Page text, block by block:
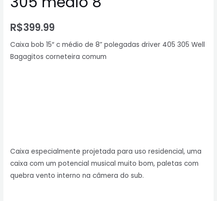
R$399.99
Caixa bob 15″ c médio de 8” polegadas driver 405 305 Well
Bagagitos corneteira comum
Caixa especialmente projetada para uso residencial, uma
caixa com um potencial musical muito bom, paletas com
quebra vento interno na câmera do sub.